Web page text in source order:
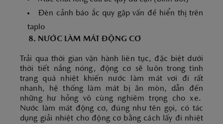
Đèn cảnh báo ắc quy gặp vấn đề hiển thị trên
taplo
8. NƯỚC LÀM MÁT ĐỘNG CƠ
Trải qua thời gian vận hành liên tục, đặc biệt dưới
thời tiết nắng nóng, động cơ sẽ luôn trong tình
trạng quá nhiệt khiến nước làm mát vơi đi rất
nhanh, hệ thống làm mát bị ăn mòn, dẫn đến
những hư hỏng vô cùng nghiêm trọng cho xe.
Nước làm mát động cơ, đúng như tên gọi, có tác
dụng giải nhiệt cho động cơ bằng cách lấy đi nhiệt